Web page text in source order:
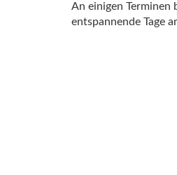
An einigen Terminen
entspannende Tage